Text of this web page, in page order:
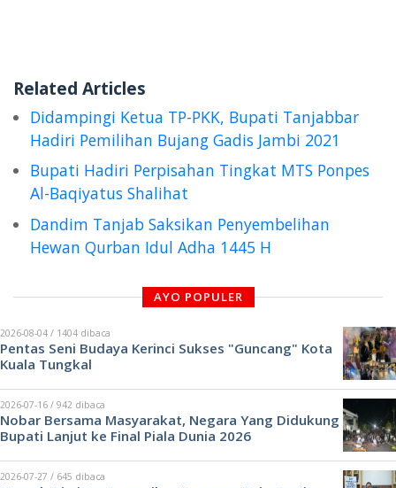
Related Articles
Didampingi Ketua TP-PKK, Bupati Tanjabbar
Hadiri Pemilihan Bujang Gadis Jambi 2021
Bupati Hadiri Perpisahan Tingkat MTS Ponpes
Al-Baqiyatus Shalihat
Dandim Tanjab Saksikan Penyembelihan
Hewan Qurban Idul Adha 1445 H
AYO POPULER
2026-08-04 / 1404 dibaca
Pentas Seni Budaya Kerinci Sukses "Guncang" Kota
Kuala Tungkal
2026-07-16 / 942 dibaca
Nobar Bersama Masyarakat, Negara Yang Didukung
Bupati Lanjut ke Final Piala Dunia 2026
2026-07-27 / 645 dibaca